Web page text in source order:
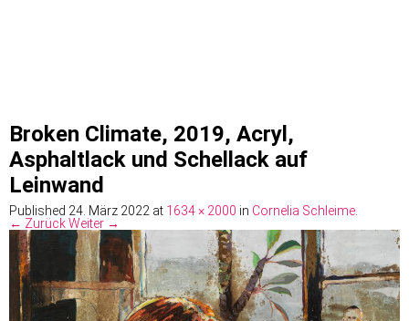
Broken Climate, 2019, Acryl,
Asphaltlack und Schellack auf
Leinwand
Published 24. März 2022 at 1634 × 2000 in Cornelia Schleime.
← ZurückWeiter →